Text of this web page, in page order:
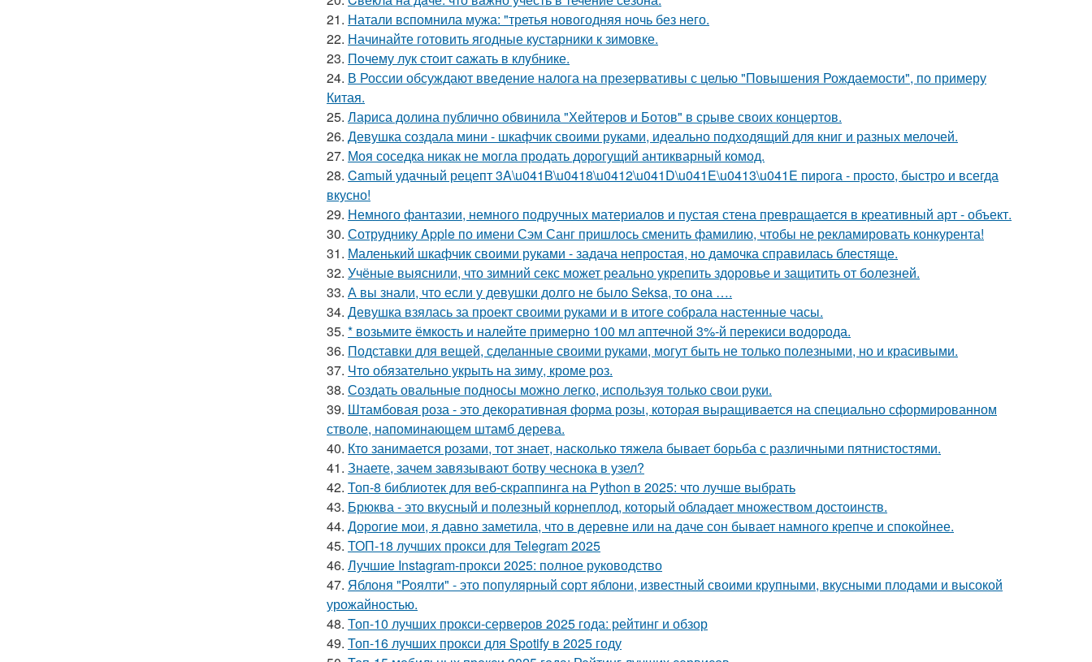
21. Натали вспомнила мужа: "третья новогодняя ночь без него.
22. Начинайте готовить ягодные кустарники к зимовке.
23. Пoчему лук стoит caжать в клyбнике.
24. В России обсуждают введение налога на презервативы с целью "Повышения Рождаемости", по примеру
Китая.
25. Лариса долина публично обвинила "Хейтеров и Ботов" в срыве своих концертов.
26. Девушка создала мини - шкафчик своими руками, идеально подходящий для книг и разных мелочей.
27. Моя соседка никак не могла продать дорогущий антикварный комод.
28. Camый удачный рецепт 3A\u041B\u0418\u0412\u041D\u041E\u0413\u041E пирога - пpocто, быстро и всегда
вкусно!
29. Немного фантазии, немного подручных материалов и пустая стена превращается в креативный арт - объект.
30. Сотруднику Apple по имени Сэм Санг пришлось сменить фамилию, чтобы не рекламировать конкурента!
31. Маленький шкафчик своими руками - задача непростая, но дамочка справилась блестяще.
32. Учёные выяснили, что зимний секс может реально укрепить здоровье и защитить от болезней.
33. А вы знали, что если у девушки долго не было Seksa, то она ….
34. Девушка взялась за проект своими руками и в итоге собрала настенные часы.
35. * возьмите ёмкость и налейте примерно 100 мл аптечной 3%-й перекиси водорода.
36. Подставки для вещей, сделанные своими руками, могут быть не только полезными, но и красивыми.
37. Что обязательно укрыть на зиму, кроме роз.
38. Создать овальные подносы можно легко, используя только свои руки.
39. Штамбовая роза - это декоративная форма розы, которая выращивается на специально сформированном
стволе, напоминающем штамб дерева.
40. Кто занимается розами, тот знает, насколько тяжела бывает борьба с различными пятнистостями.
41. Знаете, зачем завязывают ботву чеснока в узел?
42. Топ-8 библиотек для веб-скраппинга на Python в 2025: что лучше выбрать
43. Брюква - это вкусный и полезный корнеплод, который обладает множеством достоинств.
44. Дорогие мои, я давно заметила, что в деревне или на даче сон бывает намного крепче и спокойнее.
45. ТОП-18 лучших прокси для Telegram 2025
46. Лучшие Instagram-прокси 2025: полное руководство
47. Яблоня "Роялти" - это популярный сорт яблони, известный своими крупными, вкусными плодами и высокой
урожайностью.
48. Топ-10 лучших прокси-серверов 2025 года: рейтинг и обзор
49. Топ-16 лучших прокси для Spotify в 2025 году